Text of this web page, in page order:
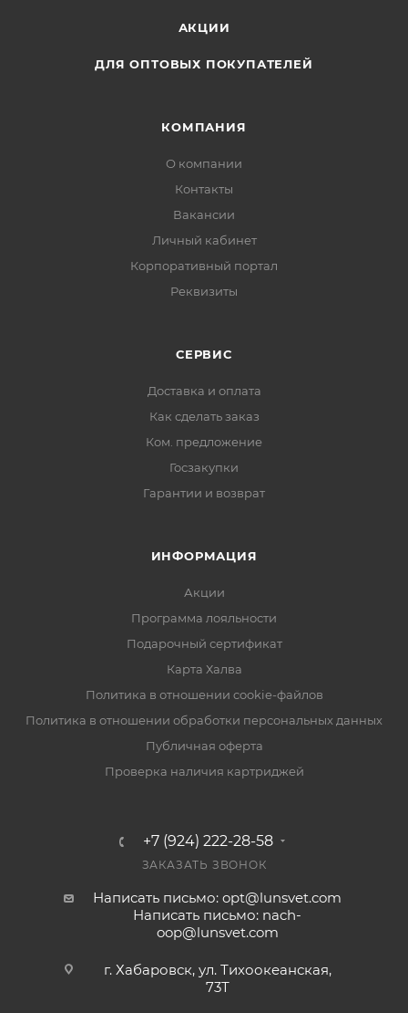
АКЦИИ
ДЛЯ ОПТОВЫХ ПОКУПАТЕЛЕЙ
КОМПАНИЯ
О компании
Контакты
Вакансии
Личный кабинет
Корпоративный портал
Реквизиты
СЕРВИС
Доставка и оплата
Как сделать заказ
Ком. предложение
Госзакупки
Гарантии и возврат
ИНФОРМАЦИЯ
Акции
Программа лояльности
Подарочный сертификат
Карта Халва
Политика в отношении cookie-файлов
Политика в отношении обработки персональных данных
Публичная оферта
Проверка наличия картриджей
+7 (924) 222-28-58
ЗАКАЗАТЬ ЗВОНОК
Написать письмо: opt@lunsvet.com
Написать письмо: nach-
oop@lunsvet.com
г. Хабаровск, ул. Тихоокеанская,
73Т